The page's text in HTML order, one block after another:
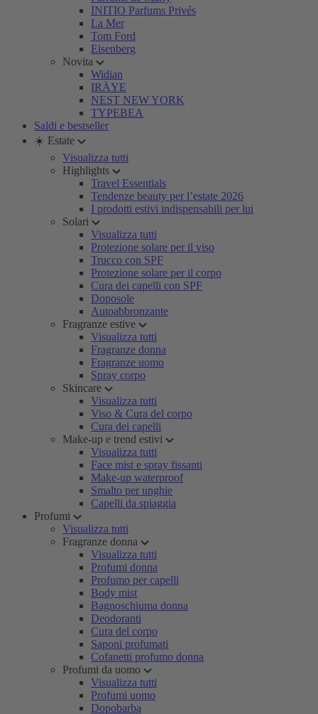
INITIO Parfums Privés
La Mer
Tom Ford
Eisenberg
Novita
Widian
IRÄYE
NEST NEW YORK
TYPEBEA
Saldi e bestseller
☀️ Estate
Visualizza tutti
Highlights
Travel Essentials
Tendenze beauty per l’estate 2026
I prodotti estivi indispensabili per lui
Solari
Visualizza tutti
Protezione solare per il viso
Trucco con SPF
Protezione solare per il corpo
Cura dei capelli con SPF
Doposole
Autoabbronzante
Fragranze estive
Visualizza tutti
Fragranze donna
Fragranze uomo
Spray corpo
Skincare
Visualizza tutti
Viso & Cura del corpo
Cura dei capelli
Make-up e trend estivi
Visualizza tutti
Face mist e spray fissanti
Make-up waterproof
Smalto per unghie
Capelli da spiaggia
Profumi
Visualizza tutti
Fragranze donna
Visualizza tutti
Profumi donna
Profumo per capelli
Body mist
Bagnoschiuma donna
Deodoranti
Cura del corpo
Saponi profumati
Cofanetti profumo donna
Profumi da uomo
Visualizza tutti
Profumi uomo
Dopobarba